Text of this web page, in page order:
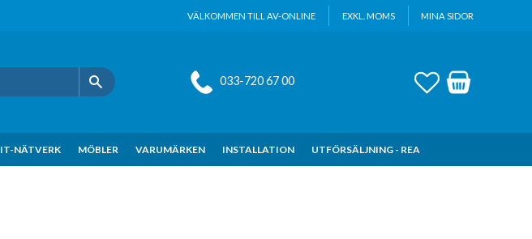
VÄLKOMMEN TILL AV-ONLINE EXKL. MOMS MINA SIDOR
033-720 67 00 FAVORITER
KUNDVAGN
IT-NÄTVERK MÖBLER VARUMÄRKEN INSTALLATION UTFÖRSÄLJNING - REA